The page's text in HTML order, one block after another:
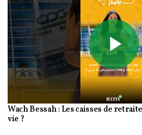
Wach Bessah : Les caisses de
vie ?